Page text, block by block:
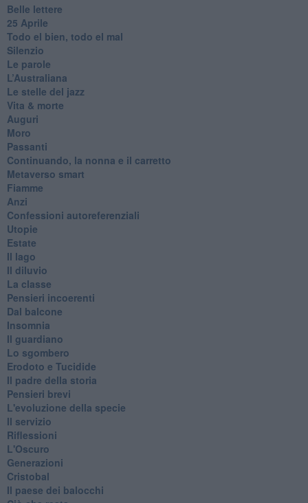
Belle lettere
25 Aprile
Todo el bien, todo el mal
Silenzio
Le parole
​L’Australiana
Le stelle del jazz
Vita & morte
Auguri
Moro
Passanti
Continuando, la nonna e il carretto
Metaverso smart
Fiamme
Anzi
Confessioni autoreferenziali
Utopie
Estate
Il lago
Il diluvio
La classe
Pensieri incoerenti
Dal balcone
Insomnia
Il guardiano
Lo sgombero
Erodoto e Tucidide
Il padre della storia
Pensieri brevi
L'evoluzione della specie
Il servizio
Riflessioni
L'Oscuro
Generazioni
Cristobal
Il paese dei balocchi